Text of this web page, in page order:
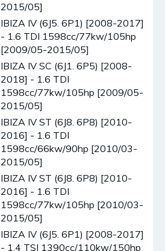
2015/05]
IBIZA IV (6J5. 6P1) [2008-2017]
- 1.6 TDI 1598cc/77kw/105hp
[2009/05-2015/05]
IBIZA IV SC (6J1. 6P5) [2008-
2018] - 1.6 TDI
1598cc/77kw/105hp [2009/05-
2015/05]
IBIZA IV ST (6J8. 6P8) [2010-
2016] - 1.6 TDI
1598cc/66kw/90hp [2010/03-
2015/05]
IBIZA IV ST (6J8. 6P8) [2010-
2016] - 1.6 TDI
1598cc/77kw/105hp [2010/03-
2015/05]
IBIZA IV (6J5. 6P1) [2008-2017]
- 1.4 TSI 1390cc/110kw/150hp